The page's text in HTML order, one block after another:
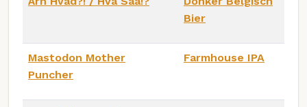
Bier
Mastodon Mother
Puncher
Farmhouse IPA